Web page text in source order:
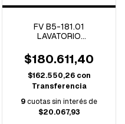
FV B5-181.01
LAVATORIO
PUELO CROMO
$180.611,40
$162.550,26 con
Transferencia
9cuotas sin interés de
$20.067,93